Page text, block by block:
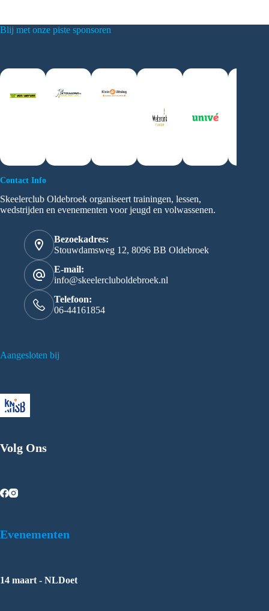
Blij met onze piste sponsoren
Contact Info
Skeelerclub Oldebroek organiseert trainingen, lessen,
wedstrijden en evenementen voor jeugd en volwassenen.
Bezoekadres:
Stouwdamsweg 12, 8096 BB Oldebroek
E-mail:
info@skeelercluboldebroek.nl
Telefoon:
06-44161854
Aangesloten bij
Volg Ons
Evenementen
14 maart - NLDoet